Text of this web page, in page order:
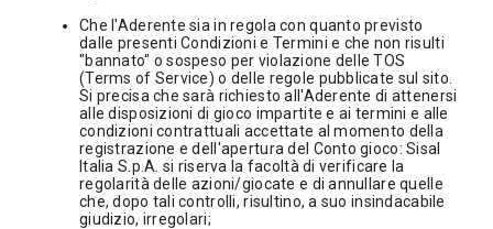
Che l'Aderente sia in regola con quanto previsto
dalle presenti Condizioni e Termini e che non risulti
"bannato" o sospeso per violazione delle TOS
(Terms of Service) o delle regole pubblicate sul sito.
Si precisa che sarà richiesto all'Aderente di attenersi
alle disposizioni di gioco impartite e ai termini e alle
condizioni contrattuali accettate al momento della
registrazione e dell'apertura del Conto gioco: Sisal
Italia S.p.A. si riserva la facoltà di verificare la
regolarità delle azioni/giocate e di annullare quelle
che, dopo tali controlli, risultino, a suo insindacabile
giudizio, irregolari;